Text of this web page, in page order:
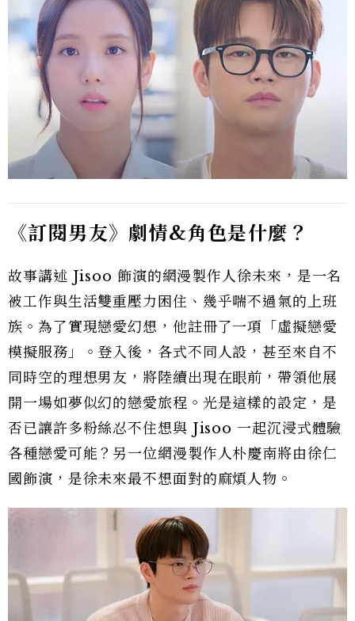
《訂閱男友》劇情&角色是什麼？
故事講述 Jisoo 飾演的網漫製作人徐未來，是一名
被工作與生活雙重壓力困住、幾乎喘不過氣的上班
族。為了實現戀愛幻想，他註冊了一項「虛擬戀愛
模擬服務」。登入後，各式不同人設，甚至來自不
同時空的理想男友，將陸續出現在眼前，帶領他展
開一場如夢似幻的戀愛旅程。光是這樣的設定，是
否已讓許多粉絲忍不住想與 Jisoo 一起沉浸式體驗
各種戀愛可能？另一位網漫製作人朴慶南將由徐仁
國飾演，是徐未來最不想面對的麻煩人物。